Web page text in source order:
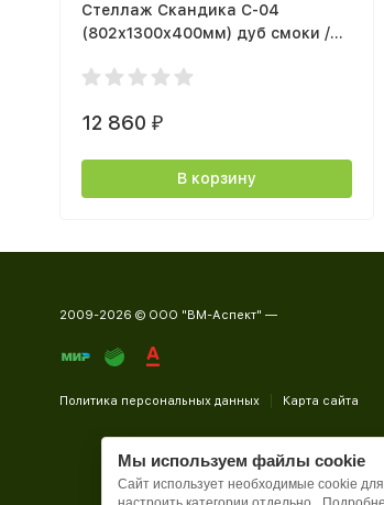
Стеллаж Скандика С-04
(802х1300х400мм) дуб смоки /
12 860 ₽
В корзину
2009-2026 © ООО "ВМ-Аспект" —
Политика персональных данных Карта сайта
Мы используем файлы cookie
Сайт использует необходимые cookie